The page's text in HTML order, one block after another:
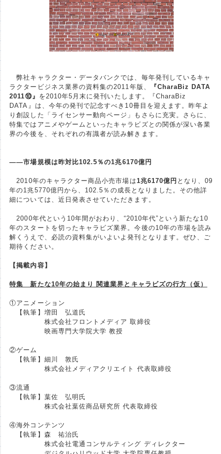
弊社キャラクター・データバンクでは、毎年発刊しているキャ
ラクタービジネス業界の資料集の2011年版、
『CharaBiz DATA
2011⑩』 を2010年5月末に発刊いたします。『CharaBiz
DATA』は、今年の発刊で記念すべき10冊目を迎えます。昨年よ
り創設した「ライセンサー動向ページ」もさらに充実。さらに、
特集ではアニメやゲームといったキャラビズとの関係が深い各業
界の今後を、それぞれの有識者が読み解きます。
――市場規模は昨対比102.5％の1兆6170億円
2010年のキャラクター商品小売市場は1兆6170億円 となり、09
年の1兆5770億円から、102.5％の成長となりました。その他詳
細については、近日発表させていただきます。
2000年代という10年間がおわり、“2010年代”という新たな10
年のスタートを切ったキャラビズ業界。今後の10年の市場を読み
解くうえで、必読の資料集がいよいよ発刊となります。ぜひ、ご
期待ください。
【掲載内容】
特集 新たな10年の始まり 関連業界とキャラビズの行方（仮）
①アニメーション
【執筆】増田 弘道氏
株式会社フロントメディア 取締役
映画専門大学院大学 教授
②ゲーム
【執筆】細川 敦氏
株式会社メディアクリエイト 代表取締役
③流通
【執筆】葉佐 弘明氏
株式会社葉佐商品研究所 代表取締役
④海外コンテンツ
【執筆】森 祐治氏
株式会社電通コンサルティング ディレクター